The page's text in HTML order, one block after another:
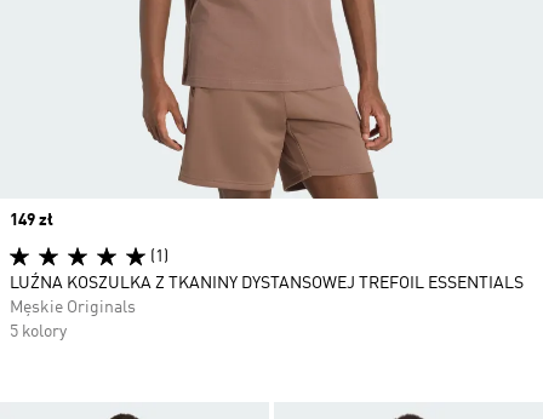
Price
149 zł
(1)
LUŹNA KOSZULKA Z TKANINY DYSTANSOWEJ TREFOIL ESSENTIALS
Męskie Originals
5 kolory